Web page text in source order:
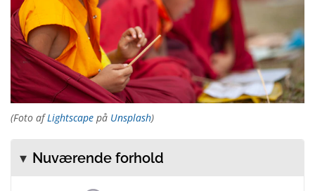
(Foto afLightscape på Unsplash)
Nuværende forhold